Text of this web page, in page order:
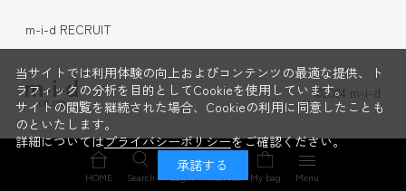
m-i-d RECRUIT
©2024 m-i-d
HOME Search Login Wish list My bag Menu
当サイトでは利用体験の向上およびコンテンツの最適な提供、ト
ラフィックの分析を目的としてCookieを使用しています。
サイトの閲覧を継続された場合、Cookieの利用に同意したことも
のといたします。
詳細についてはプライバシーポリシーをご確認ください。
承諾する